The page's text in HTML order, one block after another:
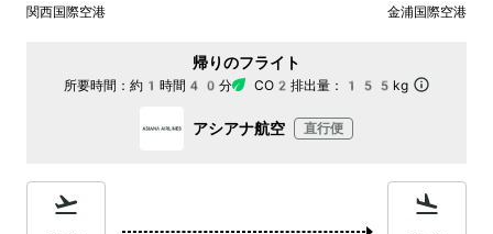
関西国際空港 金浦国際空港
帰りのフライト
所要時間： 約1時間40分 CO2排出量： 155kg
アシアナ航空 直行便